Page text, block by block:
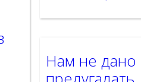
Нам не дано